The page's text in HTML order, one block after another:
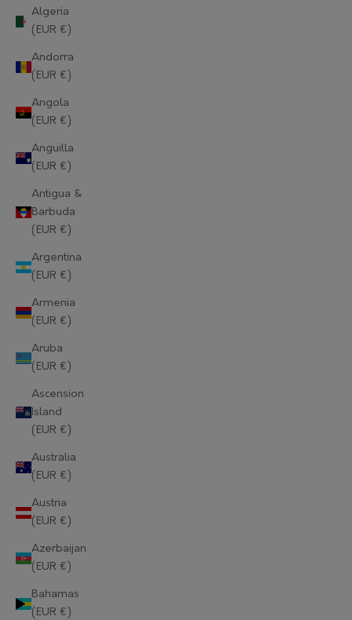
Algeria
(EUR €)
Andorra
(EUR €)
Angola
(EUR €)
Anguilla
(EUR €)
Antigua &
Barbuda
(EUR €)
Argentina
(EUR €)
Armenia
(EUR €)
Aruba
(EUR €)
Ascension
Island
(EUR €)
Australia
(EUR €)
Austria
(EUR €)
Azerbaijan
(EUR €)
Bahamas
(EUR €)